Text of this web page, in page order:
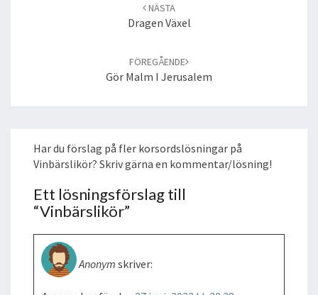
NÄSTA
Dragen Växel
FÖREGÅENDE
Gör Malm I Jerusalem
Har du förslag på fler korsordslösningar på
Vinbärslikör? Skriv gärna en kommentar/lösning!
Ett lösningsförslag till
“Vinbärslikör”
Anonym skriver: